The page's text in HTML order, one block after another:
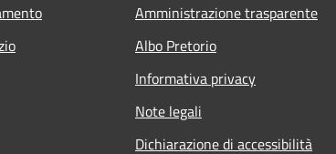
Amministrazione trasparente
Albo Pretorio
Informativa privacy
Note legali
Dichiarazione di accessibilità